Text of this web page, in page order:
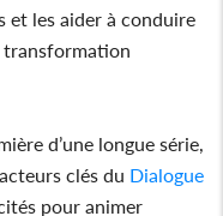
et les aider à conduire
transformation
d’une longue série,
clés du Dialogue
pour animer